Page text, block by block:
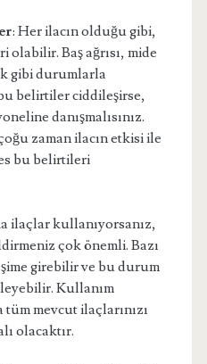
: Her ilacın olduğu gibi,
Baş ağrısı, mide
gibi durumlarla
belirtiler ciddileşirse,
danışmalısınız.
zaman ilacın etkisi ile
bu belirtileri
ilaçlar kullanıyorsanız,
çok önemli. Bazı
girebilir ve bu durum
Kullanım
mevcut ilaçlarınızı
olacaktır.